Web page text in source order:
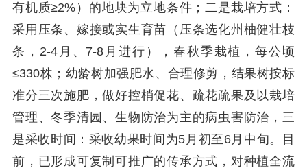
有机质≥2%）的地块为立地条件；二是栽培方式：
采用压条、嫁接或实生育苗（压条选化州柚健壮枝
条，2-4月、7-8月进行），春秋季栽植，每公顷
≤330株；幼龄树加强肥水、合理修剪，结果树按标
准分三次施肥，做好控梢促花、疏花疏果及以栽培
管理、冬季清园、生物防治为主的病虫害防治，三
是采收时间：采收幼果时间为5月初至6月中旬。目
前，已形成可复制可推广的传承方式，对种植全流